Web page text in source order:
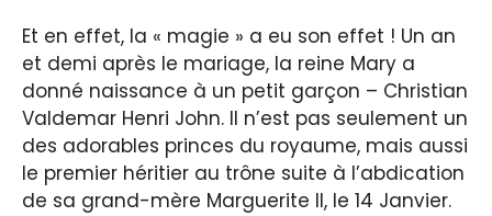
Et en effet, la « magie » a eu son effet ! Un an
et demi après le mariage, la reine Mary a
donné naissance à un petit garçon – Christian
Valdemar Henri John. Il n’est pas seulement un
des adorables princes du royaume, mais aussi
le premier héritier au trône suite à l’abdication
de sa grand-mère Marguerite II, le 14 Janvier.